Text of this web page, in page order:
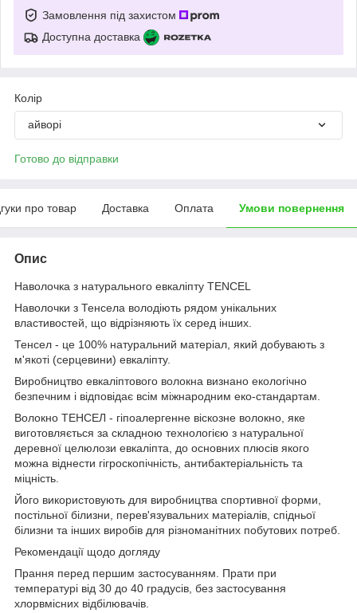
Замовлення під захистом
Доступна доставка
Колір
айворі
Готово до відправки
про товар Доставка Оплата Умови повернення
Опис
Наволочка з натурального евкаліпту TENCEL
Наволочки з Тенсела володіють рядом унікальних
властивостей, що відрізняють їх серед інших.
Тенсел - це 100% натуральний матеріал, який добувають з
м'якоті (серцевини) евкаліпту.
Виробництво евкаліптового волокна визнано екологічно
безпечним і відповідає всім міжнародним еко-стандартам.
Волокно ТЕНСЕЛ - гіпоалергенне віскозне волокно, яке
виготовляється за складною технологією з натуральної
деревної целюлози евкаліпта, до основних плюсів якого
можна віднести гігроскопічність, антибактеріальність та
міцність.
Його використовують для виробництва спортивної форми,
постільної білизни, перев'язувальних матеріалів, спідньої
білизни та інших виробів для різноманітних побутових потреб.
Рекомендації щодо догляду
Прання перед першим застосуванням. Прати при
температурі від 30 до 40 градусів, без застосування
хлорвмісних відбілювачів.